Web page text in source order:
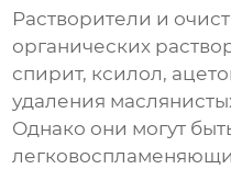
Растворители и
органических
спирит, ксилол,
удаления
Однако они могут